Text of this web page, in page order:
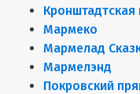
Мармеко
Мармелад
Мармелэнд
Покровский